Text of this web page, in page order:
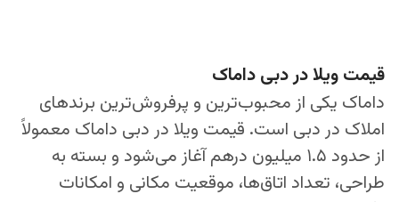
قیمت ویلا در دبی داماک
داماک یکی از محبوب‌ترین و پرفروش‌ترین برندهای
املاک در دبی است. قیمت ویلا در دبی داماک معمولاً
از حدود ۱.۵ میلیون درهم آغاز می‌شود و بسته به
طراحی، تعداد اتاق‌ها، موقعیت مکانی و امکانات